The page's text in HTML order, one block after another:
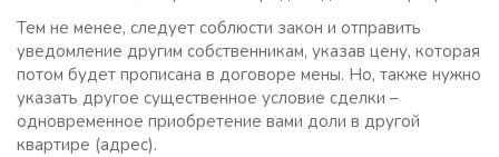
Тем не менее, следует соблюсти закон и отправить
уведомление другим собственникам, указав цену, которая
потом будет прописана в договоре мены. Но, также нужно
указать другое существенное условие сделки –
одновременное приобретение вами доли в другой
квартире (адрес).